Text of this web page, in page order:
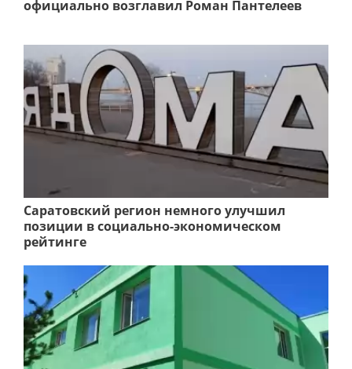
официально возглавил Роман Пантелеев
Саратовский регион немного улучшил
позиции в социально-экономическом
рейтинге